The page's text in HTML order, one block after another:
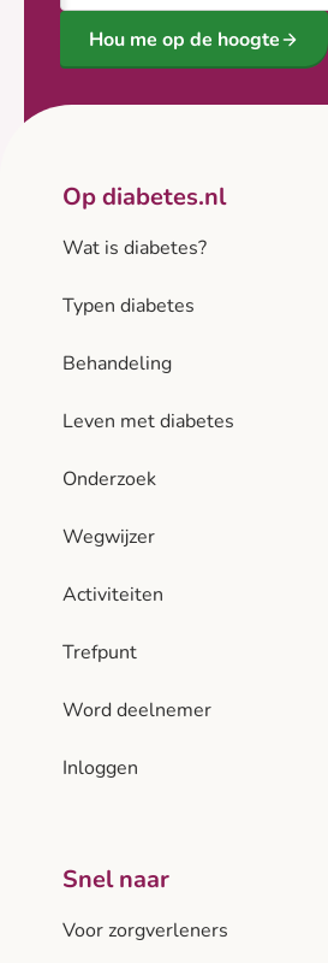
Hou me op de hoogte
Op diabetes.nl
Wat is diabetes?
Typen diabetes
Behandeling
Leven met diabetes
Onderzoek
Wegwijzer
Activiteiten
Trefpunt
Word deelnemer
Inloggen
Snel naar
Voor zorgverleners